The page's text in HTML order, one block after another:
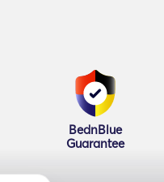
BednBlue
Guarantee